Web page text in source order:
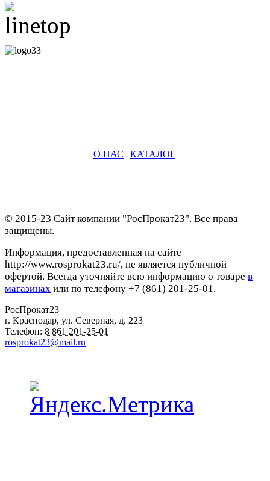
О НАС КАТАЛОГ
© 2015-23 Сайт компании "РосПрокат23". Все права
защищены.
Информация, предоставленная на сайте
http://www.rosprokat23.ru/, не является публичной
офертой. Всегда уточняйте всю информацию о товаре в
магазинах или по телефону +7 (861) 201-25-01.
РосПрокат23
г. Краснодар, ул. Северная, д. 223
Телефон: 8 861 201-25-01
rosprokat23@mail.ru